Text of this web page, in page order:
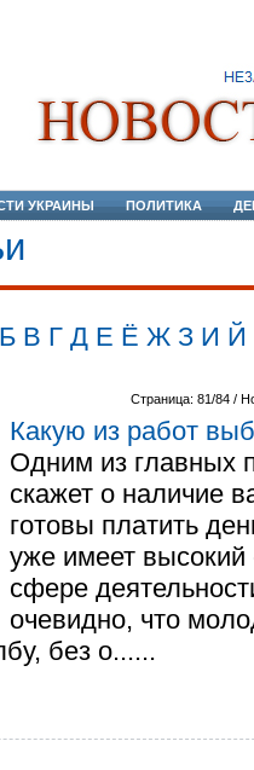
УКРАИНЫ ПОЛИТИКА
Б В Г Д Е Ё Ж З И Й
Страница: 81/84 /
Какую из работ
Одним из главных
скажет о наличие
готовы платить
уже имеет
сфере
очевидно, что
без о......